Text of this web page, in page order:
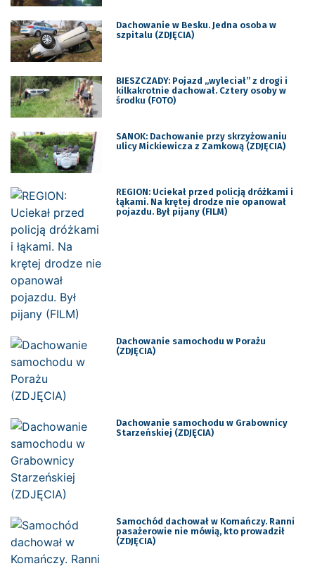
Dachowanie w Besku. Jedna osoba w
szpitalu (ZDJĘCIA)
BIESZCZADY: Pojazd „wyleciał” z drogi i
kilkakrotnie dachował. Cztery osoby w
środku (FOTO)
SANOK: Dachowanie przy skrzyżowaniu
ulicy Mickiewicza z Zamkową (ZDJĘCIA)
REGION: Uciekał przed policją dróżkami i
łąkami. Na krętej drodze nie opanował
pojazdu. Był pijany (FILM)
Dachowanie samochodu w Porażu
(ZDJĘCIA)
Dachowanie samochodu w Grabownicy
Starzeńskiej (ZDJĘCIA)
Samochód dachował w Komańczy. Ranni
pasażerowie nie mówią, kto prowadził
(ZDJĘCIA)